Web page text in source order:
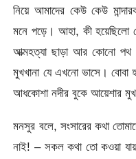
নিয়ে আমাদের কেউ কেউ
মনে পড়ে। আহা, কী হয়েছিলো
আত্মহত্যা ছাড়া আর কোনো পথ
মুখখানা যে এখনো ভাসে। বোবা
আধকোশা নদীর বুকে আয়েশার
মনসুর বলে, সংসারের কথা
নাই! – সকল কথা তো কওয়া যায়